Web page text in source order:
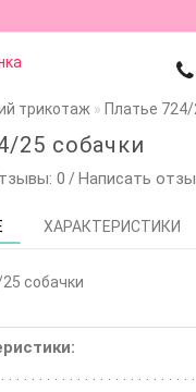
трикотаж Платье
25 собачки
0 /Написать
ХАРАКТЕРИСТИКИ